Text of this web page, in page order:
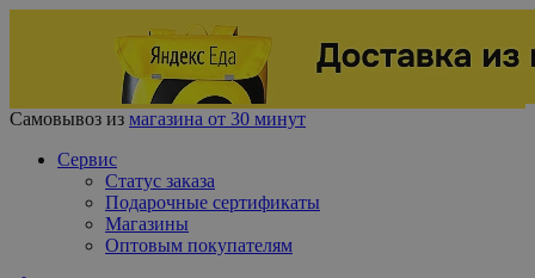
Самовывоз из магазина от 30 минут
Сервис
Статус заказа
Подарочные сертификаты
Магазины
Оптовым покупателям